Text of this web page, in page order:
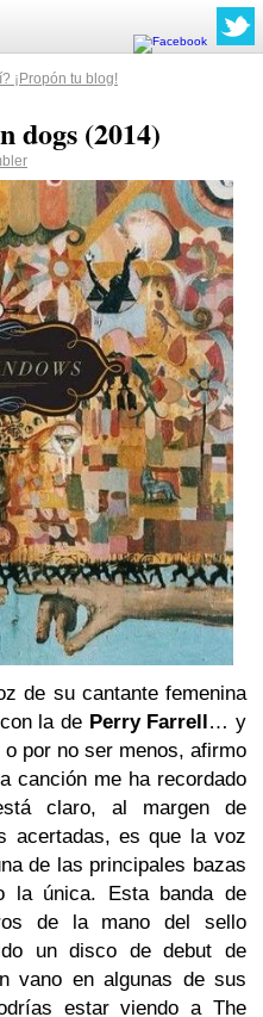
¡Propón tu blog!
dogs (2014)
de su cantante femenina
la de Perry Farrell… y
por no ser menos, afirmo
canción me ha recordado
claro, al margen de
acertadas, es que la voz
de las principales bazas
la única. Esta banda de
de la mano del sello
un disco de debut de
vano en algunas de sus
estar viendo a The